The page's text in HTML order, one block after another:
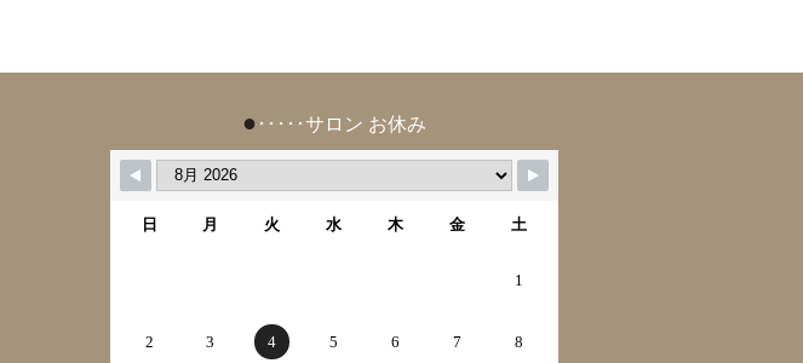
● ･････サロン お休み
日 月 火 水 木 金 土
1
2 3 4 5 6 7 8